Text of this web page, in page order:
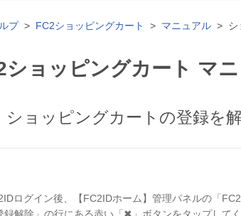
プ FC2ショッピングカート マニュアル シ
ショッピングカート マ
ショッピングカートの登録を
ログイン後、【FC2IDホーム】管理パネルの「
録解除」の行にある赤い「✖」ボタンをタップしてく